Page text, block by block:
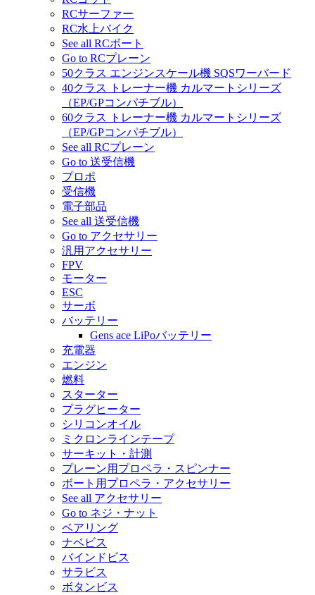
RCサーファー
RC水上バイク
See all RCボート
Go to RCプレーン
50クラス エンジンスケール機 SQSワーバード
40クラス トレーナー機 カルマートシリーズ
（EP/GPコンパチブル）
60クラス トレーナー機 カルマートシリーズ
（EP/GPコンパチブル）
See all RCプレーン
Go to 送受信機
プロポ
受信機
電子部品
See all 送受信機
Go to アクセサリー
汎用アクセサリー
FPV
モーター
ESC
サーボ
バッテリー
Gens ace LiPoバッテリー
充電器
エンジン
燃料
スターター
プラグヒーター
シリコンオイル
ミクロンラインテープ
サーキット・計測
プレーン用プロペラ・スピンナー
ボート用プロペラ・アクセサリー
See all アクセサリー
Go to ネジ・ナット
ベアリング
ナベビス
バインドビス
サラビス
ボタンビス